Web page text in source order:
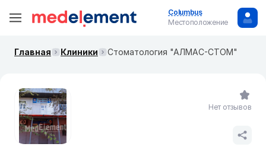
Columbus
Местоположение
Главная Клиники Стоматология "АЛМАС-СТОМ"
Нет отзывов